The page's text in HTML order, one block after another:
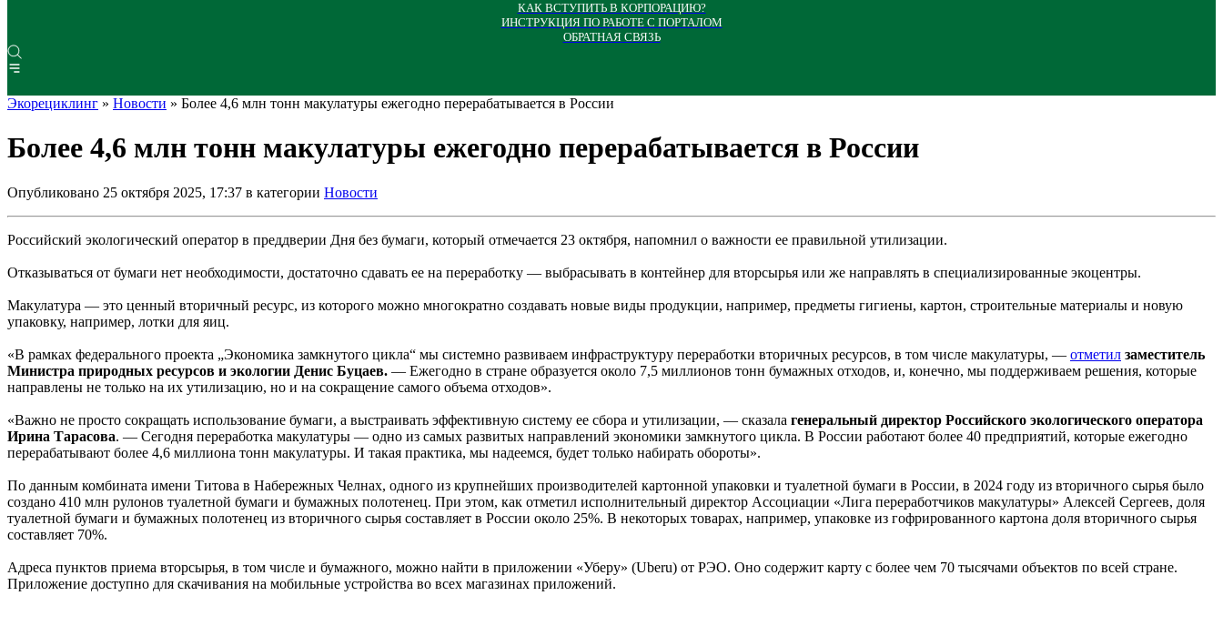
КАК ВСТУПИТЬ В КОРПОРАЦИЮ?
ИНСТРУКЦИЯ ПО РАБОТЕ С ПОРТАЛОМ
ОБРАТНАЯ СВЯЗЬ
Экорециклинг » Новости » Более 4,6 млн тонн макулатуры ежегодно перерабатывается в России
Более 4,6 млн тонн макулатуры ежегодно перерабатывается в России
Опубликовано 25 октября 2025, 17:37 в категории Новости
Российский экологический оператор в преддверии Дня без бумаги, который отмечается 23 октября, напомнил о важности ее правильной утилизации.
Отказываться от бумаги нет необходимости, достаточно сдавать ее на переработку — выбрасывать в контейнер для вторсырья или же направлять в специализированные экоцентры.
Макулатура — это ценный вторичный ресурс, из которого можно многократно создавать новые виды продукции, например, предметы гигиены, картон, строительные материалы и новую
упаковку, например, лотки для яиц.
«В рамках федерального проекта „Экономика замкнутого цикла“ мы системно развиваем инфраструктуру переработки вторичных ресурсов, в том числе макулатуры, — отметил заместитель
Министра природных ресурсов и экологии Денис Буцаев. — Ежегодно в стране образуется около 7,5 миллионов тонн бумажных отходов, и, конечно, мы поддерживаем решения, которые
направлены не только на их утилизацию, но и на сокращение самого объема отходов».
«Важно не просто сокращать использование бумаги, а выстраивать эффективную систему ее сбора и утилизации, — сказала генеральный директор Российского экологического оператора
Ирина Тарасова. — Сегодня переработка макулатуры — одно из самых развитых направлений экономики замкнутого цикла. В России работают более 40 предприятий, которые ежегодно
перерабатывают более 4,6 миллиона тонн макулатуры. И такая практика, мы надеемся, будет только набирать обороты».
По данным комбината имени Титова в Набережных Челнах, одного из крупнейших производителей картонной упаковки и туалетной бумаги в России, в 2024 году из вторичного сырья было
создано 410 млн рулонов туалетной бумаги и бумажных полотенец. При этом, как отметил исполнительный директор Ассоциации «Лига переработчиков макулатуры» Алексей Сергеев, доля
туалетной бумаги и бумажных полотенец из вторичного сырья составляет в России около 25%. В некоторых товарах, например, упаковке из гофрированного картона доля вторичного сырья
составляет 70%.
Адреса пунктов приема вторсырья, в том числе и бумажного, можно найти в приложении «Уберу» (Uberu) от РЭО. Оно содержит карту с более чем 70 тысячами объектов по всей стране.
Приложение доступно для скачивания на мобильные устройства во всех магазинах приложений.